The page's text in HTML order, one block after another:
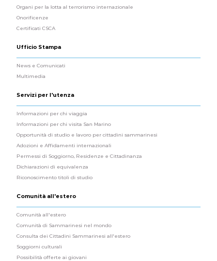
Organi per la lotta al terrorismo internazionale
Onorificenze
Certificati CSCA
Ufficio Stampa
News e Comunicati
Multimedia
Servizi per l'utenza
Informazioni per chi viaggia
Informazioni per chi visita San Marino
Opportunità di studio e lavoro per cittadini sammarinesi
Adozioni e Affidamenti internazionali
Permessi di Soggiorno, Residenze e Cittadinanza
Dichiarazioni di equivalenza
Riconoscimento titoli di studio
Comunità all'estero
Comunità all'estero
Comunità di Sammarinesi nel mondo
Consulta dei Cittadini Sammarinesi all'estero
Soggiorni culturali
Possibilità offerte ai giovani